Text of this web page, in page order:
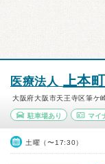
医療法人 上本
大阪府大阪市天王寺区筆ケ
駐車場あり マイ
土曜（〜17:30）